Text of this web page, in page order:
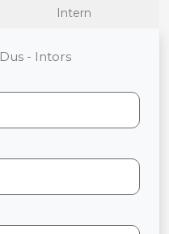
Intern
Dus - Intors